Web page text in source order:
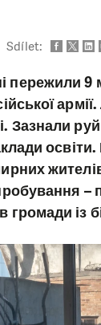
Sdílet:
9
–
із